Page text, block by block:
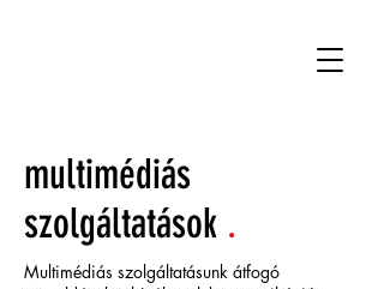
multimédiás
szolgáltatások .
Multimédiás szolgáltatásunk átfogó